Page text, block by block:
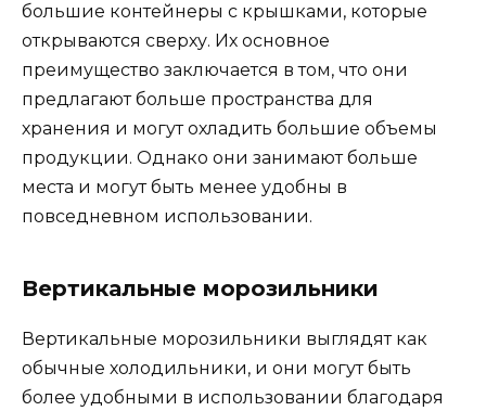
большие контейнеры с крышками, которые
открываются сверху. Их основное
преимущество заключается в том, что они
предлагают больше пространства для
хранения и могут охладить большие объемы
продукции. Однако они занимают больше
места и могут быть менее удобны в
повседневном использовании.
Вертикальные морозильники
Вертикальные морозильники выглядят как
обычные холодильники, и они могут быть
более удобными в использовании благодаря